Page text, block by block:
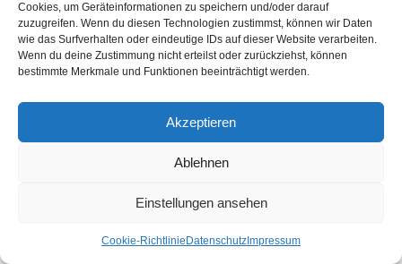
Cookies, um Geräteinformationen zu speichern und/oder darauf
zuzugreifen. Wenn du diesen Technologien zustimmst, können wir Daten
wie das Surfverhalten oder eindeutige IDs auf dieser Website verarbeiten.
Wenn du deine Zustimmung nicht erteilst oder zurückziehst, können
bestimmte Merkmale und Funktionen beeinträchtigt werden.
Akzeptieren
Ablehnen
Einstellungen ansehen
Cookie-Richtlinie Datenschutz Impressum
Story
Musik und Sound